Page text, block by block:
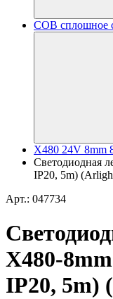
COB сплошное
X480 24V 8mm
Светодиодная
IP20, 5m)
Арт.: 047734
X480-
IP20, 5m)